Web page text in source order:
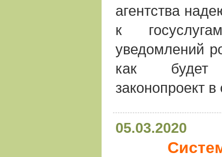
агентства
к
уведомлений
как
законопроект
05.03.2020